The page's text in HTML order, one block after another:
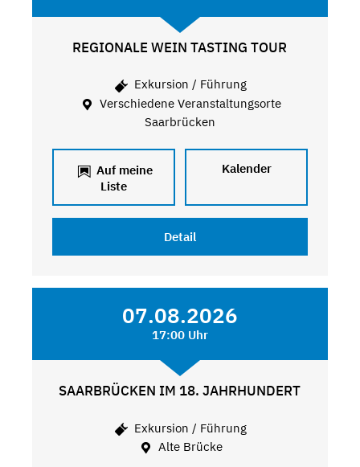
REGIONALE WEIN TASTING TOUR
Exkursion / Führung
Verschiedene Veranstaltungsorte
Saarbrücken
Auf meine
Liste
Kalender
Detail
07.08.2026
17:00 Uhr
SAARBRÜCKEN IM 18. JAHRHUNDERT
Exkursion / Führung
Alte Brücke